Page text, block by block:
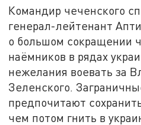
Командир чеченского
генерал-лейтенант
о большом сокращении
наёмников в рядах
нежелания воевать за
Зеленского.
предпочитают
чем потом гнить в